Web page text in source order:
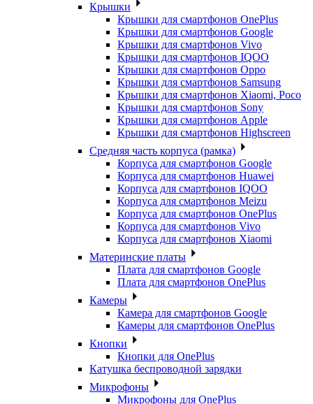
Крышки
Крышки для смартфонов OnePlus
Крышки для смартфонов Google
Крышки для смартфонов Vivo
Крышки для смартфонов IQOO
Крышки для смартфонов Oppo
Крышки для смартфонов Samsung
Крышки для смартфонов Xiaomi, Poco
Крышки для смартфонов Sony
Крышки для смартфонов Apple
Крышки для смартфонов Highscreen
Средняя часть корпуса (рамка)
Корпуса для смартфонов Google
Корпуса для смартфонов Huawei
Корпуса для смартфонов IQOO
Корпуса для смартфонов Meizu
Корпуса для смартфонов OnePlus
Корпуса для смартфонов Vivo
Корпуса для смартфонов Xiaomi
Материнские платы
Плата для смартфонов Google
Плата для смартфонов OnePlus
Камеры
Камера для смартфонов Google
Камеры для смартфонов OnePlus
Кнопки
Кнопки для OnePlus
Катушка беспроводной зарядки
Микрофоны
Микрофоны для OnePlus